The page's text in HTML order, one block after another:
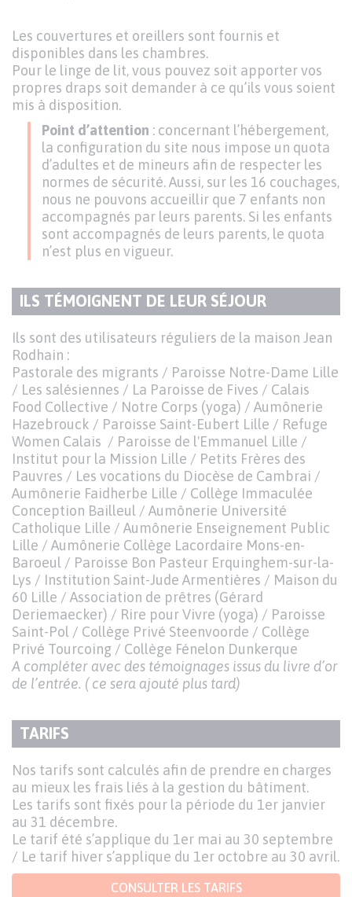
Texte
Les couvertures et oreillers sont fournis et
disponibles dans les chambres.
Pour le linge de lit, vous pouvez soit apporter vos
propres draps soit demander à ce qu’ils vous soient
mis à disposition.
Point d’attention : concernant l’hébergement,
la configuration du site nous impose un quota
d’adultes et de mineurs afin de respecter les
normes de sécurité. Aussi, sur les 16 couchages,
nous ne pouvons accueillir que 7 enfants non
accompagnés par leurs parents. Si les enfants
sont accompagnés de leurs parents, le quota
n’est plus en vigueur.
TITRE
DU
PARAGRAPHE
ILS TÉMOIGNENT DE LEUR SÉJOUR
Texte
Ils sont des utilisateurs réguliers de la maison Jean
Rodhain :
Pastorale des migrants / Paroisse Notre-Dame Lille
/ Les salésiennes / La Paroisse de Fives / Calais
Food Collective / Notre Corps (yoga) / Aumônerie
Hazebrouck / Paroisse Saint-Eubert Lille / Refuge
Women Calais / Paroisse de l'Emmanuel Lille /
Institut pour la Mission Lille / Petits Frères des
Pauvres / Les vocations du Diocèse de Cambrai /
Aumônerie Faidherbe Lille / Collège Immaculée
Conception Bailleul / Aumônerie Université
Catholique Lille / Aumônerie Enseignement Public
Lille / Aumônerie Collège Lacordaire Mons-en-
Baroeul / Paroisse Bon Pasteur Erquinghem-sur-la-
Lys / Institution Saint-Jude Armentières / Maison du
60 Lille / Association de prêtres (Gérard
Deriemaecker) / Rire pour Vivre (yoga) / Paroisse
Saint-Pol / Collège Privé Steenvoorde / Collège
Privé Tourcoing / Collège Fénelon Dunkerque
A compléter avec des témoignages issus du livre d’or
de l’entrée. ( ce sera ajouté plus tard)
TITRE
DU
PARAGRAPHE
TARIFS
Texte
Nos tarifs sont calculés afin de prendre en charges
au mieux les frais liés à la gestion du bâtiment.
Les tarifs sont fixés pour la période du 1er janvier
au 31 décembre.
Le tarif été s’applique du 1er mai au 30 septembre
/ Le tarif hiver s’applique du 1er octobre au 30 avril.
CONSULTER LES TARIFS